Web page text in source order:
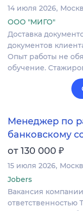
14 июля 2026
ООО "МИГО"
Доставка
документов
Опыт работы не
обучение.
Менеджер по
банковскому
от 130 000 ₽
15 июля 2026
Jobers
Вакансия
ответственностью